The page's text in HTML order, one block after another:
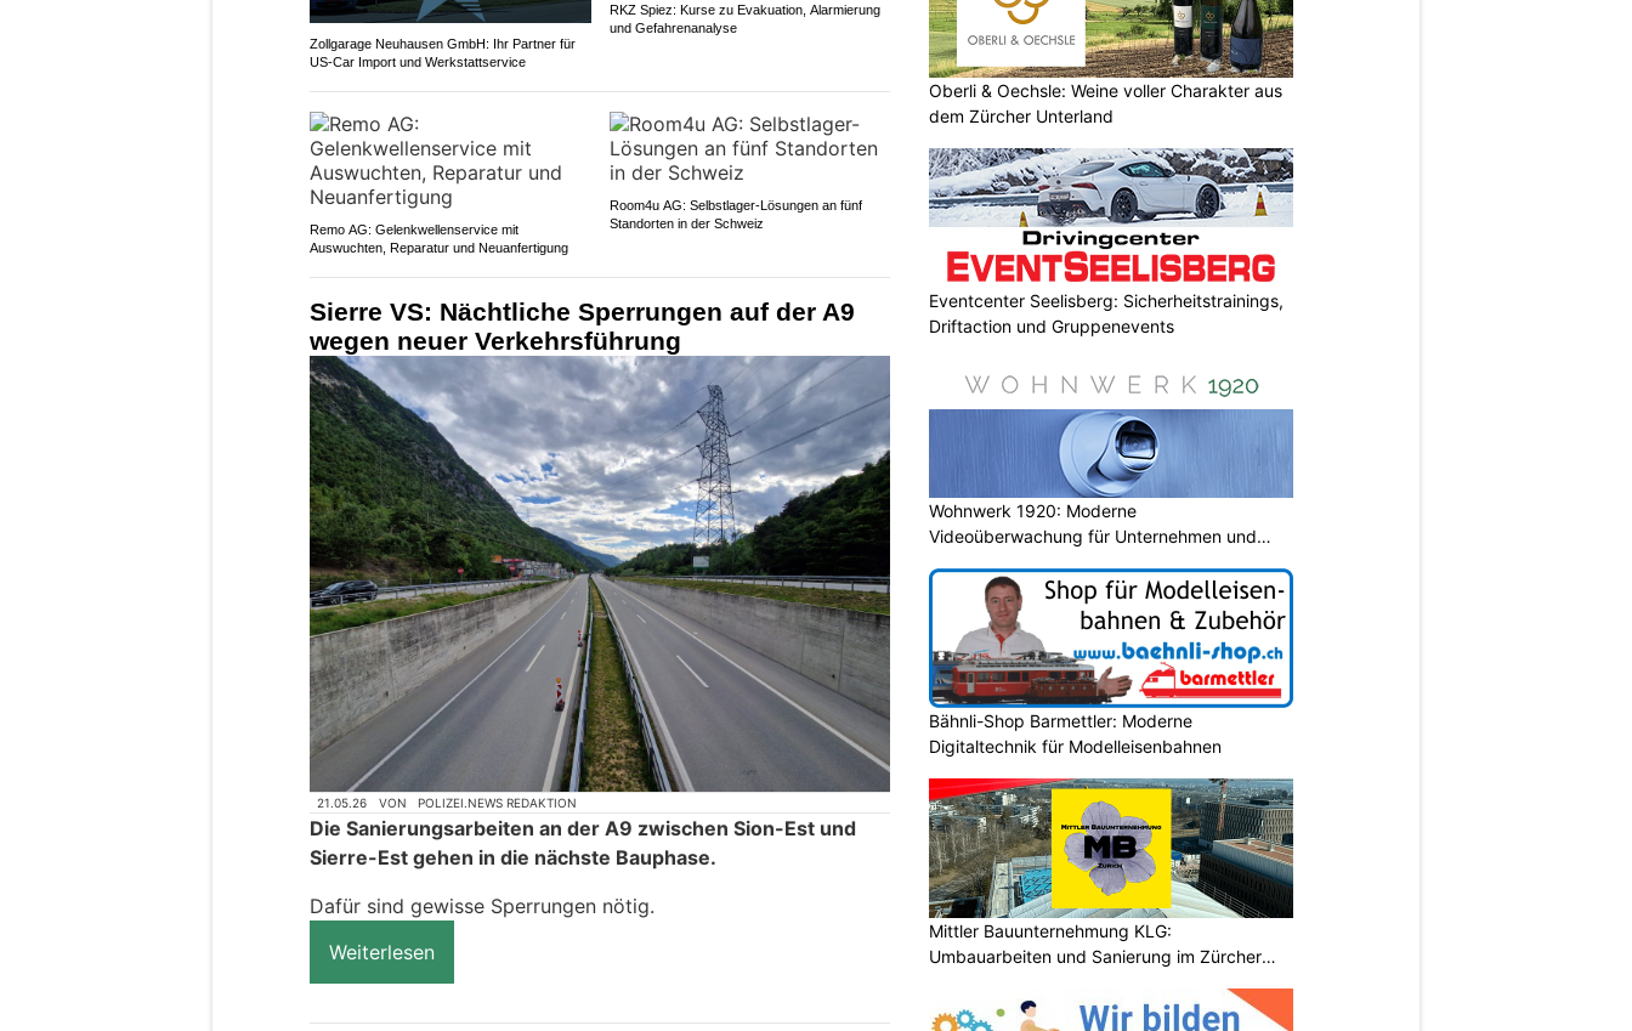
Zollgarage Neuhausen GmbH: Ihr Partner für
US-Car Import und Werkstattservice
RKZ Spiez: Kurse zu Evakuation, Alarmierung
und Gefahrenanalyse
Remo AG: Gelenkwellenservice mit
Auswuchten, Reparatur und Neuanfertigung
Room4u AG: Selbstlager-Lösungen an fünf
Standorten in der Schweiz
Sierre VS: Nächtliche Sperrungen auf der A9
wegen neuer Verkehrsführung
21.05.26 VON POLIZEI.NEWS REDAKTION
Die Sanierungsarbeiten an der A9 zwischen Sion-Est und
Sierre-Est gehen in die nächste Bauphase.
Dafür sind gewisse Sperrungen nötig.
Weiterlesen
Oberli & Oechsle: Weine voller Charakter aus
dem Zürcher Unterland
Eventcenter Seelisberg: Sicherheitstrainings,
Driftaction und Gruppenevents
Wohnwerk 1920: Moderne
Videoüberwachung für Unternehmen und
Bähnli-Shop Barmettler: Moderne
Digitaltechnik für Modelleisenbahnen
Mittler Bauunternehmung KLG:
Umbauarbeiten und Sanierung im Zürcher